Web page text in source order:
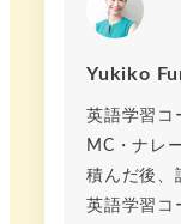
Yukiko
英語学習
MC・ナレ
積んだ後、
英語学習コ